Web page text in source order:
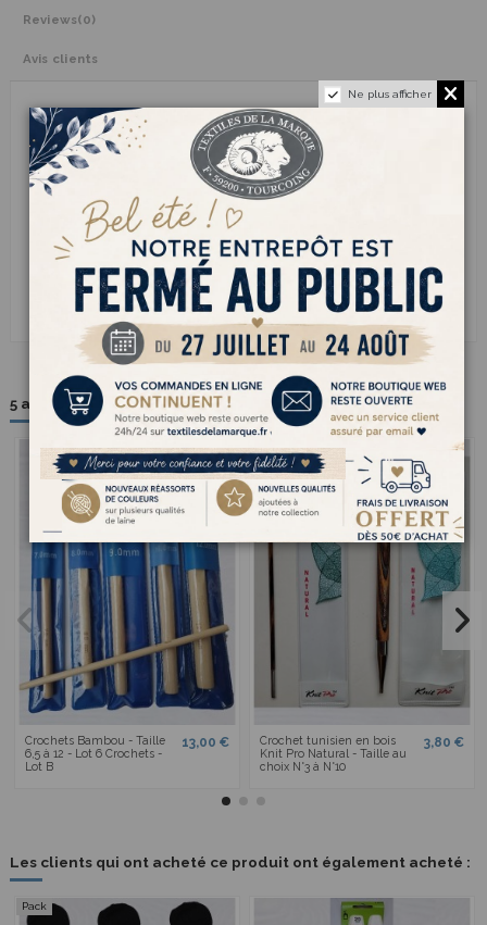
Reviews(0)
Avis clients
TYPE
Aiguilles crochet
CONDITIONNEMENT
Référence LOT-CROPLA-AL-5,5/15
5 autres produits dans la même catégorie :
Crochets Bambou - Taille
6,5 à 12 - Lot 6 Crochets -
Lot B
13,00 €
Crochet tunisien en bois
Knit Pro Natural - Taille au
choix N°3 à N°10
3,80 €
Les clients qui ont acheté ce produit ont également acheté :
Pack
Ne plus afficher